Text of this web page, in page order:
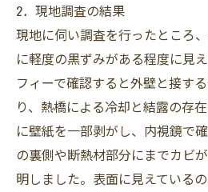
2．現地調査の結果
現地に伺い調査を行ったところ
に軽度の黒ずみがある程度に見
フィーで確認すると外壁と接す
り、熱橋による冷却と結露の存
に壁紙を一部剥がし、内視鏡で
の裏側や断熱材部分にまでカビ
明しました。表面に見えている